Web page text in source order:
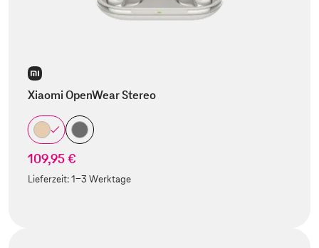
Xiaomi OpenWear Stereo
109,95 €
Lieferzeit:1-3 Werktage